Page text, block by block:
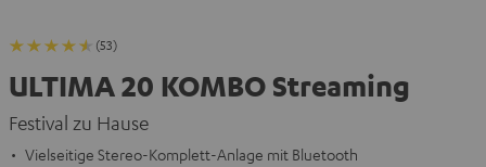
(53)
ULTIMA 20 KOMBO Streaming
Festival zu Hause
Vielseitige Stereo-Komplett-Anlage mit Bluetooth